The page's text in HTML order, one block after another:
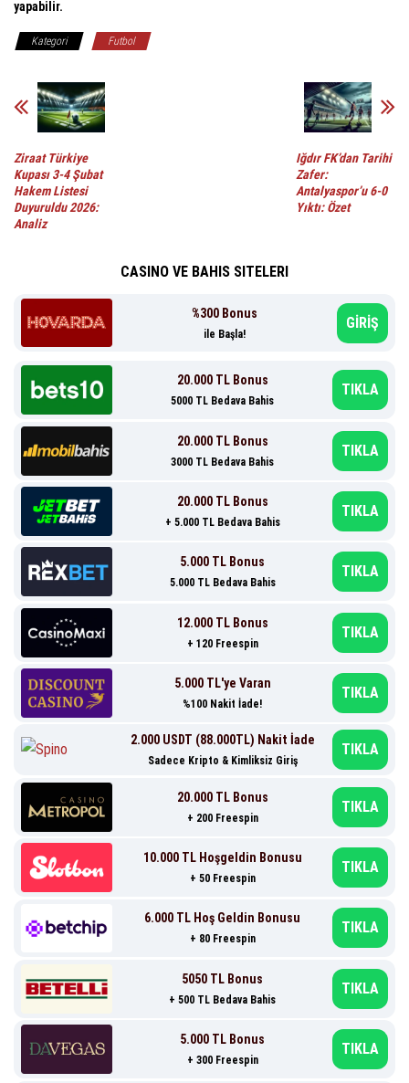
yapabilir.
Kategori Futbol
Ziraat Türkiye
Kupası 3-4 Şubat
Hakem Listesi
Duyuruldu 2026:
Analiz
Iğdır FK’dan Tarihi
Zafer:
Antalyaspor’u 6-0
Yıktı: Özet
CASINO VE BAHIS SITELERI
%300 Bonus
ile Başla!
GİRİŞ
20.000 TL Bonus
5000 TL Bedava Bahis
TIKLA
20.000 TL Bonus
3000 TL Bedava Bahis
TIKLA
20.000 TL Bonus
+ 5.000 TL Bedava Bahis
TIKLA
5.000 TL Bonus
5.000 TL Bedava Bahis
TIKLA
12.000 TL Bonus
+ 120 Freespin
TIKLA
5.000 TL'ye Varan
%100 Nakit İade!
TIKLA
2.000 USDT (88.000TL) Nakit İade
Sadece Kripto & Kimliksiz Giriş
TIKLA
20.000 TL Bonus
+ 200 Freespin
TIKLA
10.000 TL Hoşgeldin Bonusu
+ 50 Freespin
TIKLA
6.000 TL Hoş Geldin Bonusu
+ 80 Freespin
TIKLA
5050 TL Bonus
+ 500 TL Bedava Bahis
TIKLA
5.000 TL Bonus
+ 300 Freespin
TIKLA